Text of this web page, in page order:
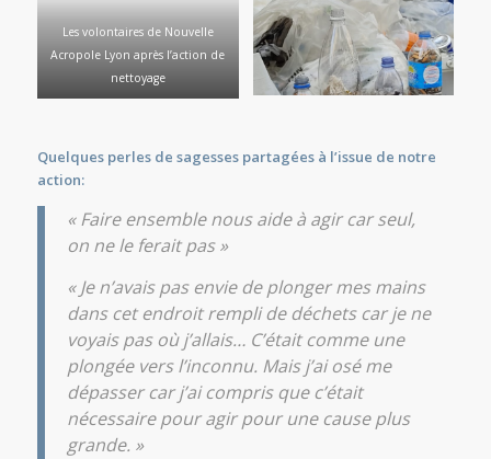
Les volontaires de Nouvelle
Acropole Lyon après l’action de
nettoyage
Quelques perles de sagesses partagées à l’issue de notre
action:
« Faire ensemble nous aide à agir car seul,
on ne le ferait pas »
« Je n’avais pas envie de plonger mes mains
dans cet endroit rempli de déchets car je ne
voyais pas où j’allais… C’était comme une
plongée vers l’inconnu. Mais j’ai osé me
dépasser car j’ai compris que c’était
nécessaire pour agir pour une cause plus
grande. »